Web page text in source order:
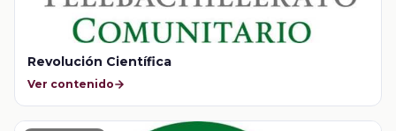
Revolución Científica
Ver contenido